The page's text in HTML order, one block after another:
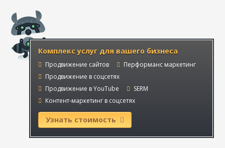
Комплекс услуг для вашего бизнеса
Продвижение сайтов
Перформанс маркетинг
Продвижение в соцсетях
Продвижение в YouTube
SERM
Контент-маркетинг в соцсетях
Узнать стоимость